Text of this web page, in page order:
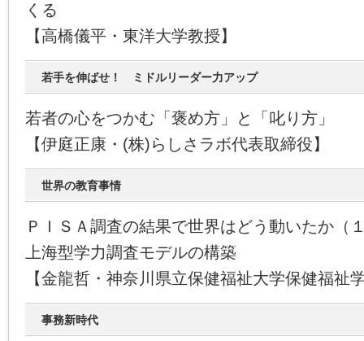
くる
【高橋儀平・東洋大学教授】
若手を伸ばせ！ ミドルリーダー力アップ
若者の心をつかむ「褒め方」と「叱り方」
【伊庭正康・(株)らしさラボ代表取締役】
世界の教育事情
ＰＩＳＡ調査の結果で世界はどう動いたか（
上海型学力調査モデルの構築
【金龍哲・神奈川県立保健福祉大学保健福祉
事務新時代